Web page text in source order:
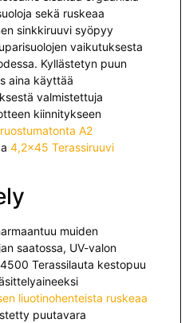
sekä ruskeaa
sinkkiruuvi syöpyy
vaikutuksesta
Kyllästetyn puun
aina käyttää
valmistettuja
kiinnitykseen
A2
4,2×45 Terassiruuvi
muiden
saatossa, UV-valon
Terassilauta kestopuu
liuotinohenteista ruskeaa
puutavara